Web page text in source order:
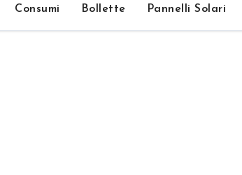
Consumi Bollette Pannelli Solari